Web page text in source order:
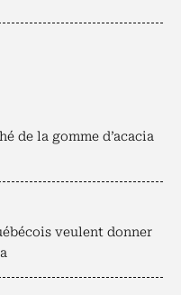
de la gomme d’acacia
veulent donner